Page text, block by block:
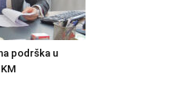
podrška u